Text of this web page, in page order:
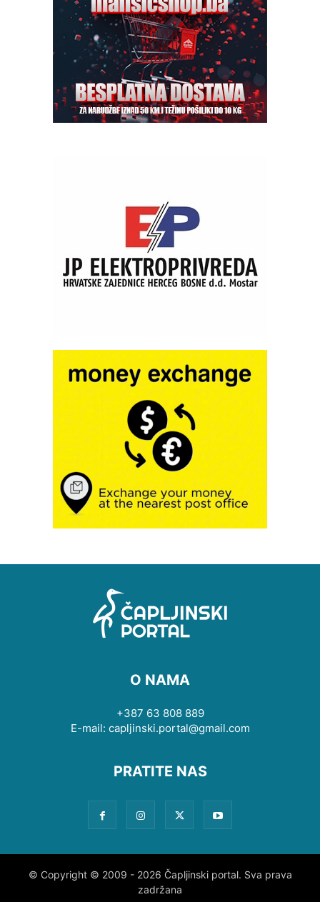
O NAMA
+387 63 808 889
E-mail: capljinski.portal@gmail.com
PRATITE NAS
© Copyright © 2009 - 2026 Čapljinski portal. Sva prava
zadržana